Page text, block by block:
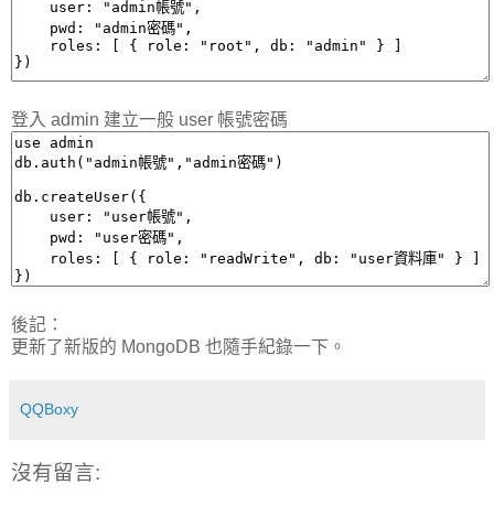
登入 admin 建立一般 user 帳號密碼
後記：
更新了新版的 MongoDB 也隨手紀錄一下。
QQBoxy
沒有留言: